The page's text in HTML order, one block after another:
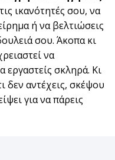
ικανότητές σου, να
ή να βελτιώσεις
σου. Άκοπα κι
να
εργαστείς σκληρά. Κι
δεν αντέχεις, σκέψου
για να πάρεις